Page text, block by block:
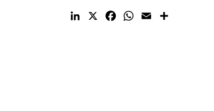
LinkedIn
X FacebookWhatsApp
Email